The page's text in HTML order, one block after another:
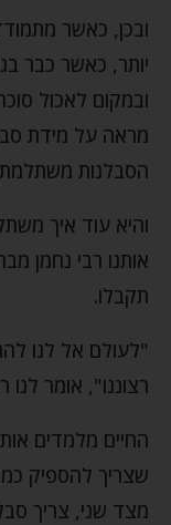
ובכן, כאשר
יותר, כאשר כבר
ובמקום לאכול
מראה על מידת
הסבלנות
והיא עוד איך
אותנו רבי נחמן
תקבלו.
"לעולם אל לנו
רצוננו", אומר לנו
החיים מלמדים
שצריך להספיק
מצד שני, צריך